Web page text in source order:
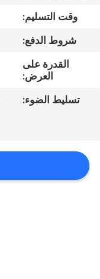
اتصل
اقتباس
الموقع
وقت التسليم:
شروط الدفع:
القدرة على
العرض:
تسليط الضوء: